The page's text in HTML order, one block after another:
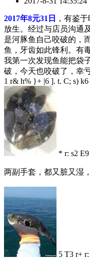
2017年8元31日
，有鉴
放生。经过与店员沟通
是河豚鱼自己咬破的，
鱼，牙齿如此锋利。有
我第一次发现鱼能把袋
破，今天也咬破了，幸
1 r& h% }+ |6 ]. t. C; s) k6
* r: s2
两副手套，都又脏又湿
5 T3 r+